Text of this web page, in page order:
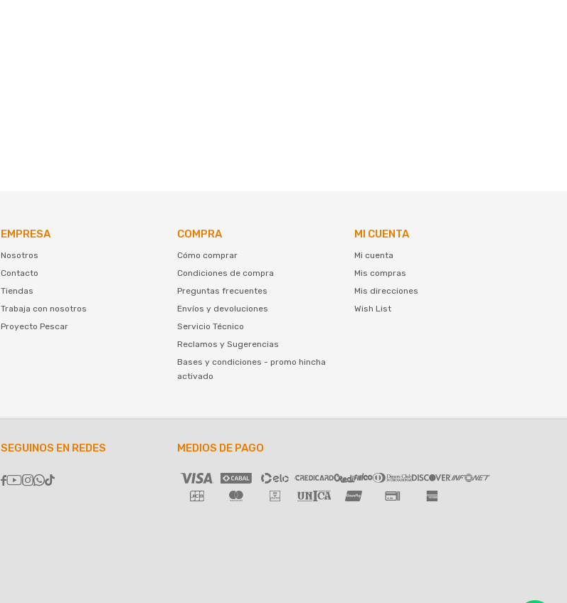
EMPRESA
Nosotros
Contacto
Tiendas
Trabaja con nosotros
Proyecto Pescar
COMPRA
Cómo comprar
Condiciones de compra
Preguntas frecuentes
Envíos y devoluciones
Servicio Técnico
Reclamos y Sugerencias
Bases y condiciones - promo hincha
activado
MI CUENTA
Mi cuenta
Mis compras
Mis direcciones
Wish List
SEGUINOS EN REDES

MEDIOS DE PAGO